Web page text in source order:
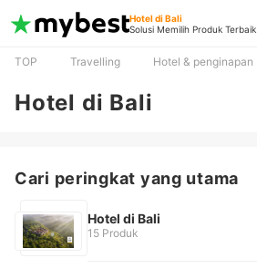
Hotel di Bali
Solusi Memilih Produk Terbaik
TOP Travelling Hotel & penginapan
Hotel di Bali
Cari peringkat yang utama
Hotel di Bali
15 Produk